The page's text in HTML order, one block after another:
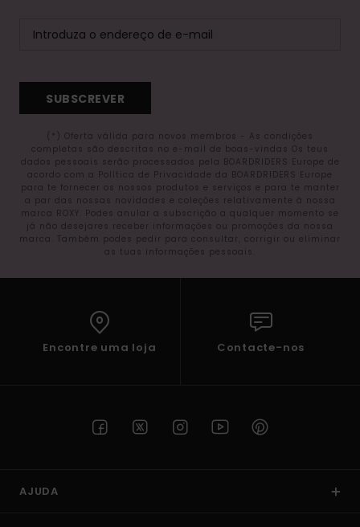
SUBSCREVER
(*) Oferta válida para novos membros - As condições
completas são descritas no e-mail de boas-vindas Os teus
dados pessoais serão processados pela BOARDRIDERS Europe de
acordo com a Política de Privacidade da BOARDRIDERS Europe
para te fornecer os nossos produtos e serviços e para te manter
a par das nossas novidades e coleções relativamente à nossa
marca ROXY. Podes anular a subscrição a qualquer momento se
já não desejares receber informações ou promoções da nossa
marca. Também podes pedir para consultar, corrigir ou eliminar
as tuas informações pessoais.
Encontre uma loja Contacte-nos
AJUDA